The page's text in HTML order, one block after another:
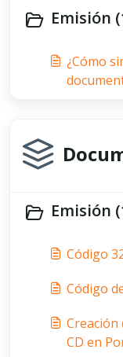
Emisión
¿Cómo
Emisión
Código
Código
Creación
CD en